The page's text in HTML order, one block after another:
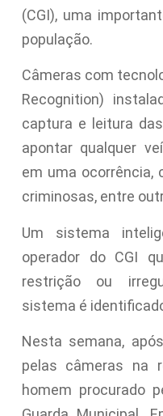
(CGI), uma
população.
Câmeras com
Recognition)
captura e leitura
apontar qualquer
em uma ocorrência,
criminosas, entre
Um sistema
operador do CGI
restrição ou
sistema é
Nesta semana,
pelas câmeras na
homem procurado